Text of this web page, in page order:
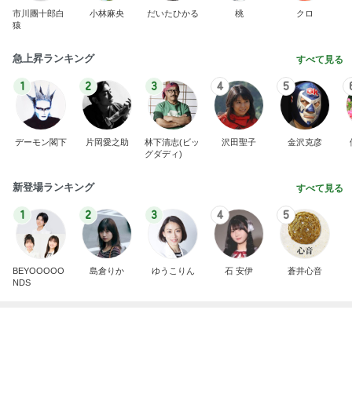
市川團十郎白
猿
小林麻央 だいたひかる 桃 クロ
急上昇ランキング すべて見る
1
デーモン閣下
2
片岡愛之助
3
林下清志(ビッ
グダディ)
4
沢田聖子
5
金沢克彦
新登場ランキング すべて見る
1
BEYOOOOO
NDS
2
島倉りか
3
ゆうこりん
4
石 安伊
5
蒼井心音